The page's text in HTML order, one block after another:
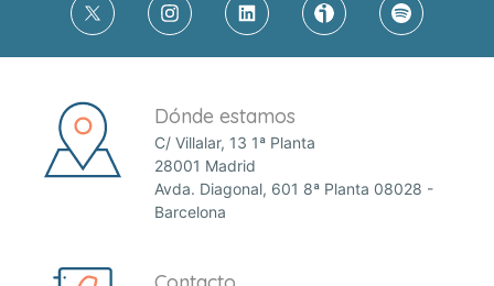
Dónde estamos
C/ Villalar, 13 1ª Planta
28001 Madrid
Avda. Diagonal, 601 8ª Planta 08028 -
Barcelona